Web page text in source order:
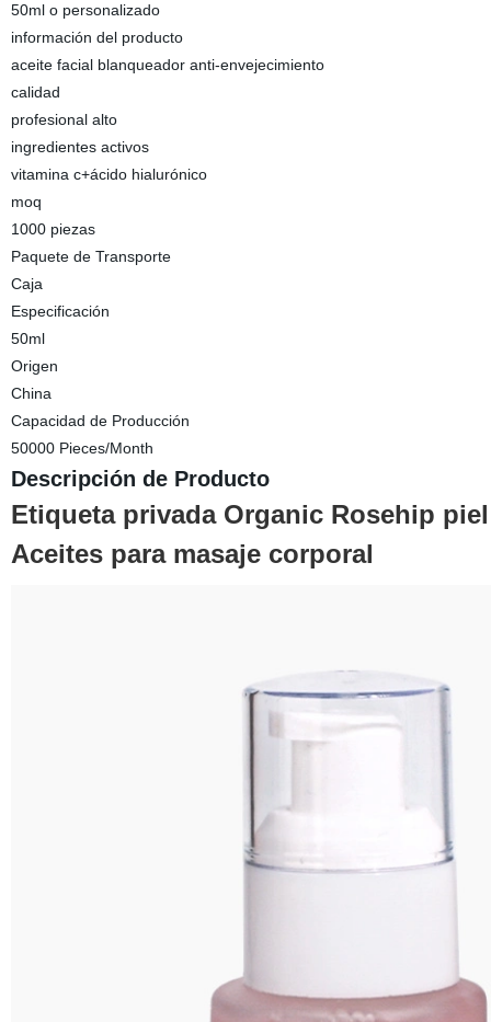
50ml o personalizado
información del producto
aceite facial blanqueador anti-envejecimiento
calidad
profesional alto
ingredientes activos
vitamina c+ácido hialurónico
moq
1000 piezas
Paquete de Transporte
Caja
Especificación
50ml
Origen
China
Capacidad de Producción
50000 Pieces/Month
Descripción de Producto
Etiqueta privada Organic Rosehip
Aceites para masaje corporal